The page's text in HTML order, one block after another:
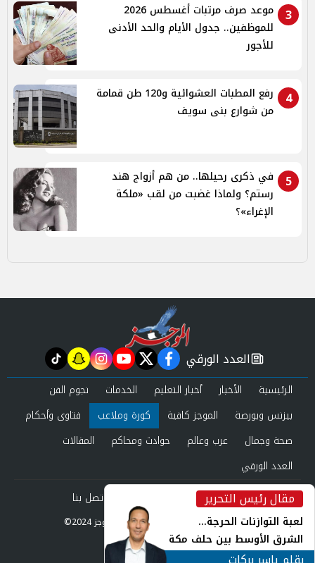
3
موعد صرف مرتبات أغسطس 2026
للموظفين.. جدول الأيام والحد الأدنى
للأجور
4
رفع المطبات العشوائية و120 طن قمامة
من شوارع بنى سويف
5
في ذكرى رحيلها.. من هم أزواج هند
رستم؟ ولماذا غضبت من لقب «ملكة
الإغراء»؟
مقال رئيس التحرير
لعبة التوازنات الحرجة...
الشرق الأوسط بين حلف مكة
ورياح طهران
newspaper
العدد الورقي facebook
twitter
youtube
instagram
snapchat
tiktok
الرئيسية الأخبار أخبار التعليم الخدمات
نجوم الفن
بيزنس وبورصة
الموجز كافية كورة وملاعب
فتاوى وأحكام
صحة وجمال
عرب وعالم حوادث ومحاكم
المقالات
العدد الورقي
من نحن
اتصل بنا
©2024 الموجز All Rights Reserved.
Powered by